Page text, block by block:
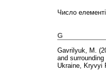
Число
G
Gavrilyuk, M.
and
Ukraine, Kryvyi